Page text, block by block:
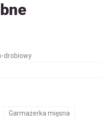
drobiowy
Garmażerka mięsna